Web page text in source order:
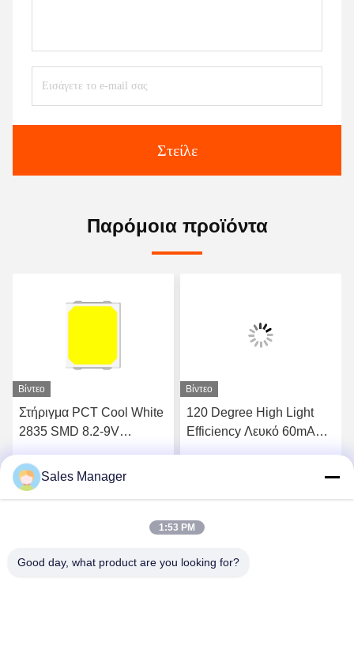
Στείλε
Παρόμοια προϊόντα
Βίντεο
Στήριγμα PCT Cool White
2835 SMD 8.2-9V
CHIP
Βρείτε την καλύτερη τιμή
Βίντεο
120 Degree High Light
Efficiency Λευκό 60mA
Sales Manager
1:53 PM
Good day, what product are you looking for?